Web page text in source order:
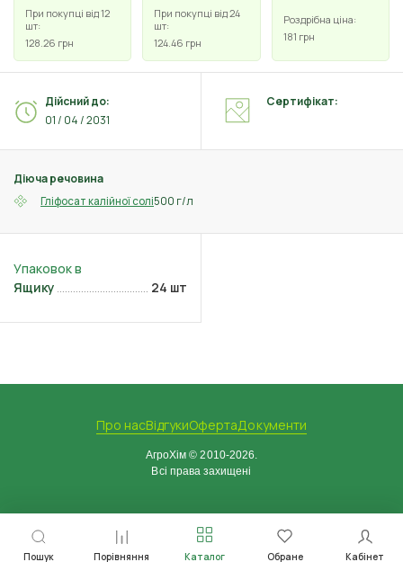
Пошук Порівняння Каталог Обране Кабінет
При покупці від 12
шт:
128.26 грн
При покупці від 24
шт:
124.46 грн
Роздрібна ціна:
181 грн
Діюча речовина
Гліфосат калійної солі500 г/л
Дійсний до:
01 / 04 / 2031
Сертифікат:
Ящику 24 шт
Про насВідгукиОфертаДокументи
АгроХім © 2010-2026.
Всі права захищені